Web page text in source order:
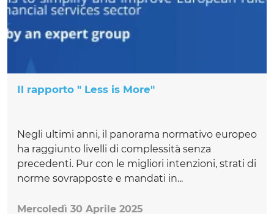
Il rapporto " Less is More"
Negli ultimi anni, il panorama normativo europeo
ha raggiunto livelli di complessità senza
precedenti. Pur con le migliori intenzioni, strati di
norme sovrapposte e mandati in...
Mercoledì 30 Aprile 2025